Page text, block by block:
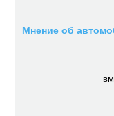
Мнение об